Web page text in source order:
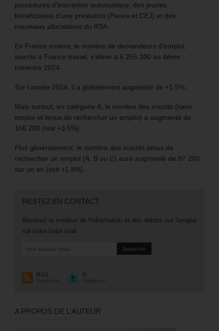
procédures d’inscription automatique, des jeunes
bénéficiaires d’une prestation (Pacea et CEJ) et des
nouveaux allocataires du RSA.
En France entière, le nombre de demandeurs d’emploi,
inscrits à France travail, s’élève à 6 255 100 au 4ème
trimestre 2024.
Sur l’année 2024, il a globalement augmenté de +1,5%.
Mais surtout, en catégorie A, le nombre des inscrits (sans
emploi et tenus de rechercher un emploi) a augmenté de
106 200 (soit +3,5%).
Plus généralement, le nombre des inscrits tenus de
rechercher un emploi (A, B ou C) aura augmenté de 97 200
sur un an (soit +1,8%).
RESTEZ EN CONTACT
Recevez le meilleur de l'information et des débats sur l'emploi
sur votre boite mail.
RSS
Souscrire
0
Followers
A PROPOS DE L’AUTEUR